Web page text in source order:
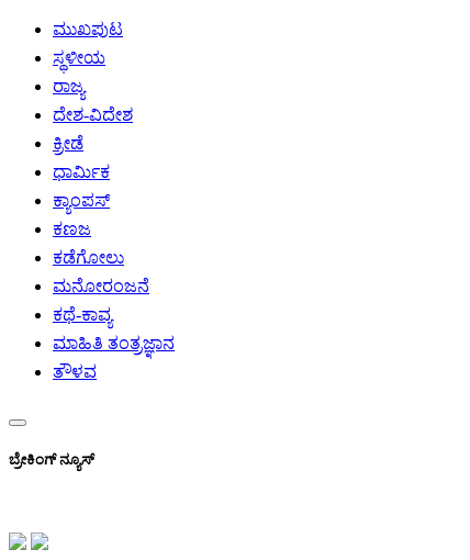
ಮುಖಪುಟ
ಸ್ಥಳೀಯ
ರಾಜ್ಯ
ದೇಶ-ವಿದೇಶ
ಕ್ರೀಡೆ
ಧಾರ್ಮಿಕ
ಕ್ಯಾಂಪಸ್
ಕಣಜ
ಕಡೆಗೋಲು
ಮನೋರಂಜನೆ
ಕಥೆ-ಕಾವ್ಯ
ಮಾಹಿತಿ ತಂತ್ರಜ್ಞಾನ
ತೌಳವ
ಬ್ರೇಕಿಂಗ್ ನ್ಯೂಸ್
2029ರಲ್ಲಿ